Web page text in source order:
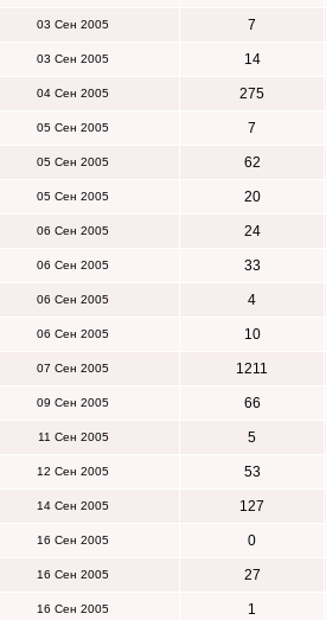
03 Сен 2005 7
03 Сен 2005 14
04 Сен 2005 275
05 Сен 2005 7
05 Сен 2005 62
05 Сен 2005 20
06 Сен 2005 24
06 Сен 2005 33
06 Сен 2005 4
06 Сен 2005 10
07 Сен 2005 1211
09 Сен 2005 66
11 Сен 2005 5
12 Сен 2005 53
14 Сен 2005 127
16 Сен 2005 0
16 Сен 2005 27
16 Сен 2005 1